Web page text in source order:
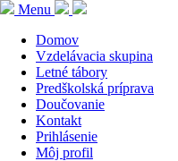
Menu
Domov
Vzdelávacia skupina
Letné tábory
Predškolská príprava
Doučovanie
Kontakt
Prihlásenie
Môj profil